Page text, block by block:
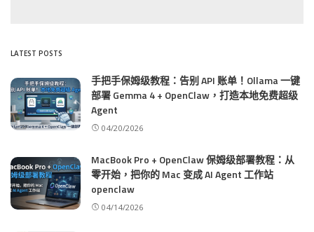
LATEST POSTS
手把手保姆级教程：告别 API 账单！Ollama 一键
部署 Gemma 4 + OpenClaw，打造本地免费超级
Agent
04/20/2026
MacBook Pro + OpenClaw 保姆级部署教程：从
零开始，把你的 Mac 变成 AI Agent 工作站
openclaw
04/14/2026